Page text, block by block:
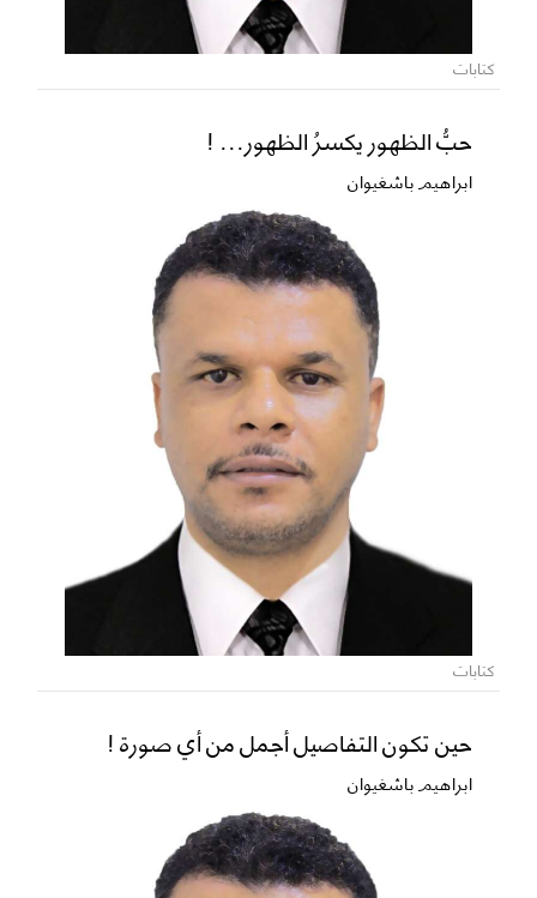
كتابات
حبُّ الظهور يكسرُ الظهور... !
ابراهيم باشغيوان
كتابات
حين تكون التفاصيل أجمل من أي صورة !
ابراهيم باشغيوان